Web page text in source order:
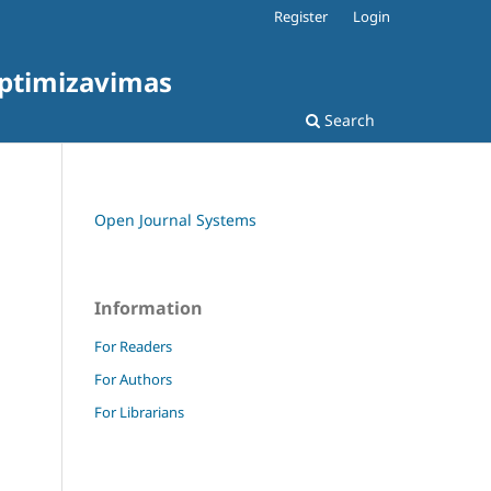
Search
Register Login
Open Journal Systems
Information
For Readers
For Authors
For Librarians